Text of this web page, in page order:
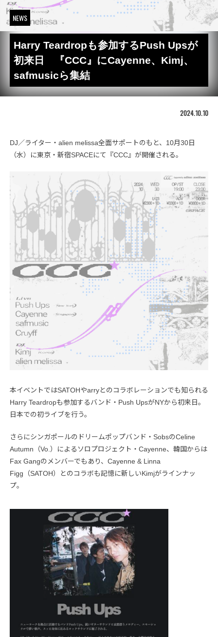
NEWS
Harry Teardropも参加するPush Upsが
初来日 『CCC』にCayenne、Kimj、
safmusicら集結
2024.10.10
DJ／ライター・alien melissa全面サポートのもと、10月30日
（水）に東京・新宿SPACEにて『CCC』が開催される。
本イベントではSATOHやarryとのコラボレーションでも知られる
Harry Teardropも参加するバンド・Push UpsがNYから初来日。
日本での初ライブを行う。
さらにシンガポールのドリームポップバンド・SobsのCeline
Autumn（Vo.）によるソロプロジェクト・Cayenne、韓国からは
Fax Gangのメンバーでもあり、Cayenne & Linna
Figg（SATOH）とのコラボも記憶に新しいKimjがラインナッ
プ。